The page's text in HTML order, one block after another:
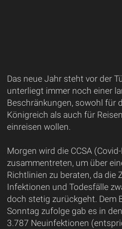
Das neue Jahr steht vor der
unterliegt immer noch einer
Beschränkungen, sowohl für
Königreich als auch für
einreisen wollen.
Morgen wird die CCSA
zusammentreten, um über
Richtlinien zu beraten, da die
Infektionen und Todesfälle
doch stetig zurückgeht. Dem
Sonntag zufolge gab es in
3.787 Neuinfektionen